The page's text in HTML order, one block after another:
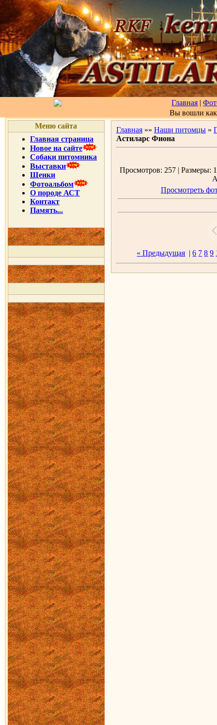
Главная |
Вы вошли
Меню сайта
Главная страница
Новое на сайте
Собаки питомника
Выставки
Щенки
Фотоальбом
О породе АСТ
Контакт
Память...
Главная »» Наши питомцы »
Астиларс Фиона
Просмотров: 257 | Размеры:
Просмотреть
« Предыдущая |6 7 8 9